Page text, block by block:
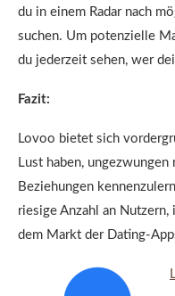
du in einem Radar nach
suchen. Um potenzielle
du jederzeit sehen, wer
Fazit:
Lovoo bietet sich
Lust haben,
Beziehungen
riesige Anzahl an
dem Markt der Dating-